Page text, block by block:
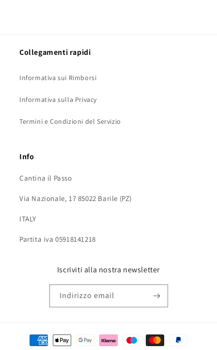
Collegamenti rapidi
Informativa sui Rimborsi
Informativa sulla Privacy
Termini e Condizioni del Servizio
Info
Cantina il Passo
Via Nazionale, 17 85022 Barile (PZ)
ITALY
Partita iva 05918141218
Iscriviti alla nostra newsletter
Indirizzo email
Metodi